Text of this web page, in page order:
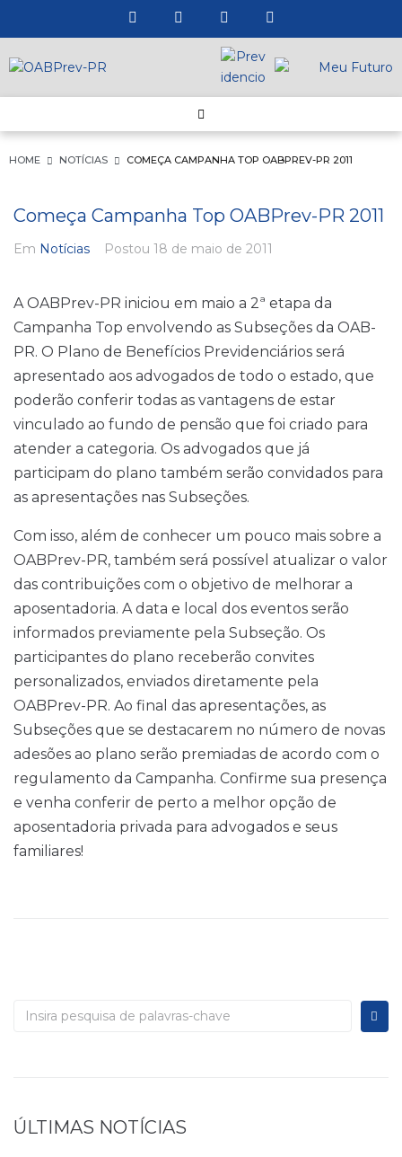
HOME NOTÍCIAS COMEÇA CAMPANHA TOP OABPREV-PR 2011
Começa Campanha Top OABPrev-PR 2011
Em Notícias Postou 18 de maio de 2011
A OABPrev-PR iniciou em maio a 2ª etapa da
Campanha Top envolvendo as Subseções da OAB-
PR. O Plano de Benefícios Previdenciários será
apresentado aos advogados de todo o estado, que
poderão conferir todas as vantagens de estar
vinculado ao fundo de pensão que foi criado para
atender a categoria. Os advogados que já
participam do plano também serão convidados para
as apresentações nas Subseções.
Com isso, além de conhecer um pouco mais sobre a
OABPrev-PR, também será possível atualizar o valor
das contribuições com o objetivo de melhorar a
aposentadoria. A data e local dos eventos serão
informados previamente pela Subseção. Os
participantes do plano receberão convites
personalizados, enviados diretamente pela
OABPrev-PR. Ao final das apresentações, as
Subseções que se destacarem no número de novas
adesões ao plano serão premiadas de acordo com o
regulamento da Campanha. Confirme sua presença
e venha conferir de perto a melhor opção de
aposentadoria privada para advogados e seus
familiares!
ÚLTIMAS NOTÍCIAS